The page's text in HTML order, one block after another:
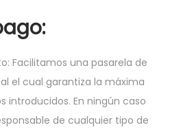
Facilitamos una pasarela de
el cual garantiza la máxima
introducidos. En ningún caso
de cualquier tipo de